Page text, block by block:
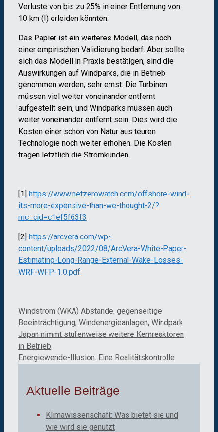
Verluste von bis zu 25% in einer Entfernung von
10 km (!) erleiden könnten.
Das Papier ist ein weiteres Modell, das noch
einer empirischen Validierung bedarf. Aber sollte
sich das Modell in Praxis bestätigen, sind die
Auswirkungen auf Windparks, die in Betrieb
genommen werden, sehr ernst. Die Turbinen
müssen viel weiter voneinander entfernt
aufgestellt sein, und Windparks müssen auch
weiter voneinander entfernt sein. Dies wird die
Kosten einer schon von Natur aus teuren
Technologie noch weiter erhöhen. Die Kosten
tragen letztlich die Stromkunden.
[1] https://www.netzerowatch.com/offshore-wind-
its-more-expensive-than-we-thought-2/?
mc_cid=c1ef5f63f3
[2] https://arcvera.com/wp-
content/uploads/2022/08/ArcVera-White-Paper-
Estimating-Long-Range-External-Wake-Losses-
WRF-WFP-1.0.pdf
Kategorien
Windstrom (WKA) Schlagwörter
Abstände, gegenseitige
Beeinträchtigung, Windenergieanlagen, Windpark
Japan nimmt stufenweise weitere Kernreaktoren
in Betrieb
Energiewende-Illusion: Eine Realitätskontrolle
Aktuelle Beiträge
Klimawissenschaft: Was bietet sie und
wie wird sie genutzt